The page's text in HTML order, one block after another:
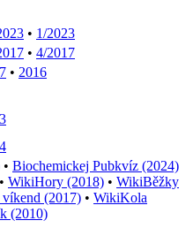
• 1/2023
• 4/2017
• 2016
• Biochemickej Pubkvíz (2024)
• WikiHory (2018) • WikiBěžky
(2017) • WikiKola
(2010)